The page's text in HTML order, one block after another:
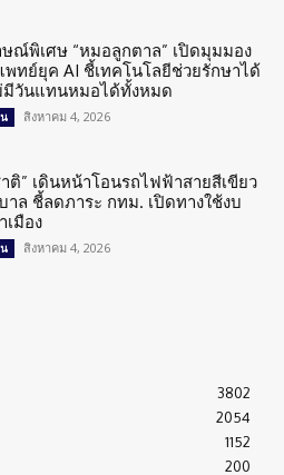
ณ์พิเศษ “หมอลูกตาล” เปิดมุมมอง
ทย์ยุค AI ชี้เทคโนโลยีช่วยรักษาได้
วันแทนหมอได้ทั้งหมด
สิงหาคม 4, 2026
ติ” เดินหน้าโอนรถไฟฟ้าสายสีเขียว
าล ชี้ลดภาระ กทม. เปิดทางใช้งบ
มือง
สิงหาคม 4, 2026
3802
2054
1152
200